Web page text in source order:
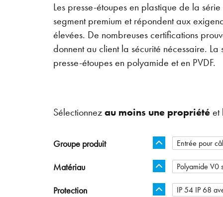
Les presse-étoupes en plastique de la
segment premium et répondent aux
élevées. De nombreuses certifications
donnent au client la sécurité nécessaire.
presse-étoupes en polyamide et en PVDF.
Sélectionnezau moins une propriétéet
Groupe produit Entrée pour
Matériau Polyamide V0
Protection IP 54 IP 68